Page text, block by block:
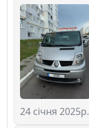
24 січня 2025р.